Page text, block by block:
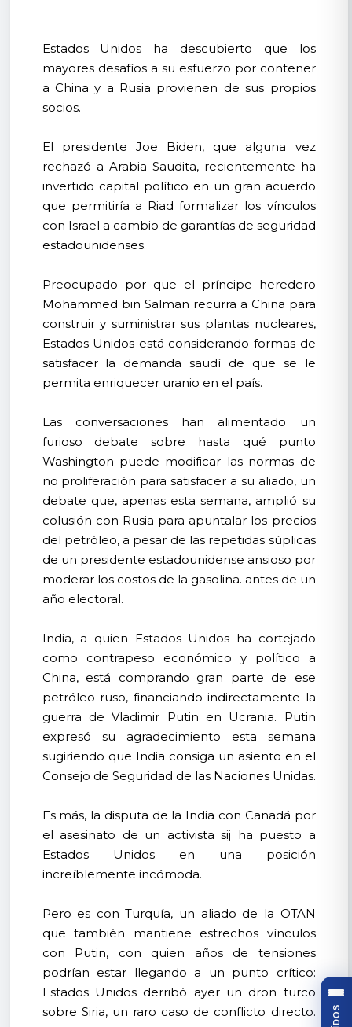
Estados Unidos ha descubierto que los
mayores desafíos a su esfuerzo por contener
a China y a Rusia provienen de sus propios
socios.
El presidente Joe Biden, que alguna vez
rechazó a Arabia Saudita, recientemente ha
invertido capital político en un gran acuerdo
que permitiría a Riad formalizar los vínculos
con Israel a cambio de garantías de seguridad
estadounidenses.
Preocupado por que el príncipe heredero
Mohammed bin Salman recurra a China para
construir y suministrar sus plantas nucleares,
Estados Unidos está considerando formas de
satisfacer la demanda saudí de que se le
permita enriquecer uranio en el país.
Las conversaciones han alimentado un
furioso debate sobre hasta qué punto
Washington puede modificar las normas de
no proliferación para satisfacer a su aliado, un
debate que, apenas esta semana, amplió su
colusión con Rusia para apuntalar los precios
del petróleo, a pesar de las repetidas súplicas
de un presidente estadounidense ansioso por
moderar los costos de la gasolina. antes de un
año electoral.
India, a quien Estados Unidos ha cortejado
como contrapeso económico y político a
China, está comprando gran parte de ese
petróleo ruso, financiando indirectamente la
guerra de Vladimir Putin en Ucrania. Putin
expresó su agradecimiento esta semana
sugiriendo que India consiga un asiento en el
Consejo de Seguridad de las Naciones Unidas.
Es más, la disputa de la India con Canadá por
el asesinato de un activista sij ha puesto a
Estados Unidos en una posición
increíblemente incómoda.
Pero es con Turquía, un aliado de la OTAN
que también mantiene estrechos vínculos
con Putin, con quien años de tensiones
podrían estar llegando a un punto crítico:
Estados Unidos derribó ayer un dron turco
sobre Siria, un raro caso de conflicto directo.